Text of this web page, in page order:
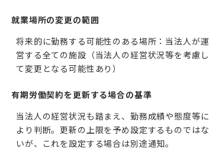
就業場所の変更の範囲
将来的に勤務する可能性のある場所：当法人が運
営する全ての施設（当法人の経営状況等を考慮し
て変更となる可能性あり）
有期労働契約を更新する場合の基準
当法人の経営状況も踏まえ、勤務成績や態度等に
より判断。更新の上限を予め設定するものではな
いが、これを設定する場合は別途通知。